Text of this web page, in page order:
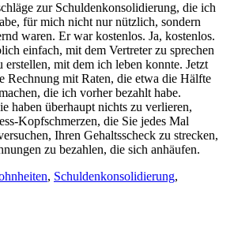
zur Schuldenkonsolidierung, die ich
für mich nicht nur nützlich, sondern
waren. Er war kostenlos. Ja, kostenlos.
einfach, mit dem Vertreter zu sprechen
erstellen, mit dem ich leben konnte. Jetzt
Rechnung mit Raten, die etwa die Hälfte
die ich vorher bezahlt habe.
haben überhaupt nichts zu verlieren,
Kopfschmerzen, die Sie jedes Mal
Ihren Gehaltsscheck zu strecken,
zu bezahlen, die sich anhäufen.
, Schuldenkonsolidierung,